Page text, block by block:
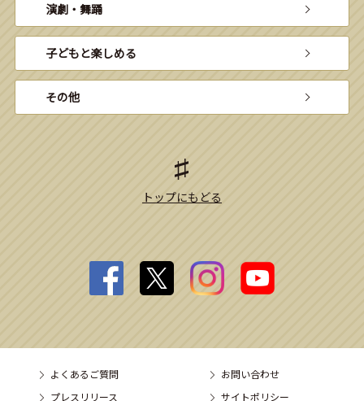
演劇・舞踊
子どもと楽しめる
その他
トップにもどる
よくあるご質問
お問い合わせ
プレスリリース
サイトポリシー